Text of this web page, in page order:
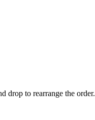
drop to rearrange the order.